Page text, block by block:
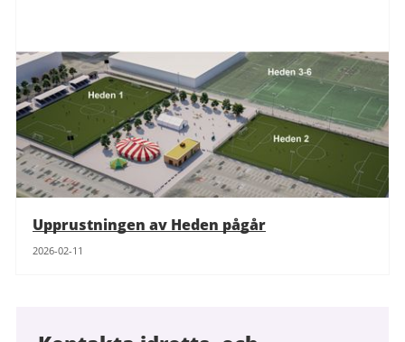
Upprustningen av Heden pågår
2026-02-11